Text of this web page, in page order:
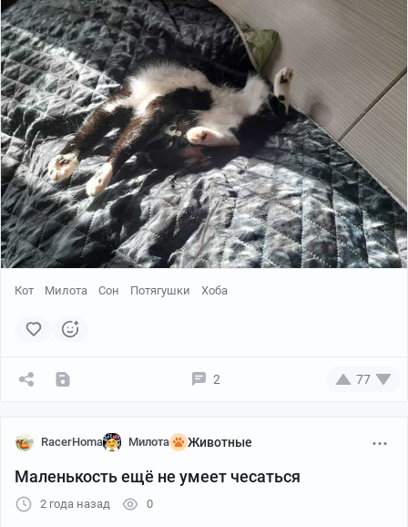
Внутри сладости, магнитики, "жмякательные" игрушки
☺️
Коробочка с тремя видами чая, грамота за хорошее
поведение в этом году, шоколадка в шапочке☺️
Майонез отдельно позабавил - ухохотался🤣
дорогой Санта, такой же сумасшедший ты фанат
съездил на соревнования и добыл. В любом случае за
Кот Милота Сон Потягушки Хоба
2 77
RacerHoma Милота Животные
Маленькость ещё не умеет чесаться
2 года назад 0